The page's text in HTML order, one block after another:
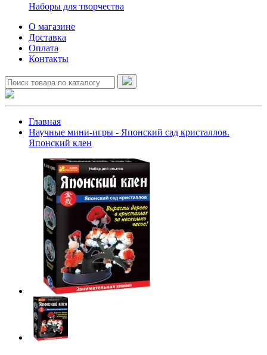
Наборы для творчества
О магазине
Доставка
Оплата
Контакты
Главная
Научные мини-игры - Японский сад кристаллов.
Японский клен